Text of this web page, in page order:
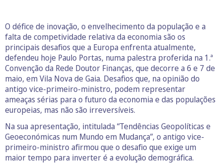
O défice de inovação, o envelhecimento da população e a
falta de competividade relativa da economia são os
principais desafios que a Europa enfrenta atualmente,
defendeu hoje Paulo Portas, numa palestra proferida na 1.ª
Convenção da Rede Doutor Finanças, que decorre a 6 e 7 de
maio, em Vila Nova de Gaia. Desafios que, na opinião do
antigo vice-primeiro-ministro, podem representar
ameaças sérias para o futuro da economia e das populações
europeias, mas não são irreversíveis.
Na sua apresentação, intitulada “Tendências Geopolíticas e
Geoeconómicas num Mundo em Mudança”, o antigo vice-
primeiro-ministro afirmou que o desafio que exige um
maior tempo para inverter é a evolução demográfica.